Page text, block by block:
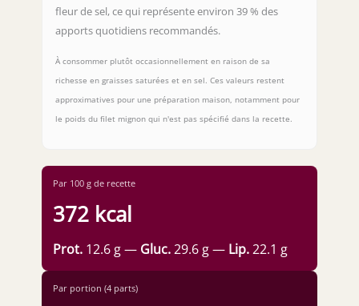
fleur de sel, ce qui représente environ 39 % des
apports quotidiens recommandés.
À consommer plutôt occasionnellement en raison de sa
richesse en graisses saturées et en sel. Ces valeurs restent
approximatives pour une préparation maison, notamment pour
le poids du filet mignon qui n'est pas spécifié dans la recette.
Par 100 g de recette
372 kcal
Prot. 12.6 g — Gluc.29.6 g — Lip.22.1 g
Par portion (4 parts)